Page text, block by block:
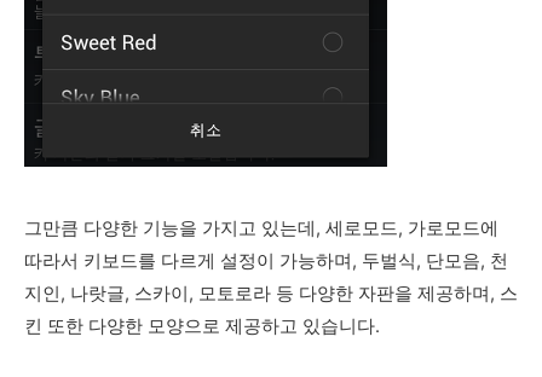
그만큼 다양한 기능을 가지고 있는데, 세로모드, 가로모드에
따라서 키보드를 다르게 설정이 가능하며, 두벌식, 단모음, 천
지인, 나랏글, 스카이, 모토로라 등 다양한 자판을 제공하며, 스
킨 또한 다양한 모양으로 제공하고 있습니다.